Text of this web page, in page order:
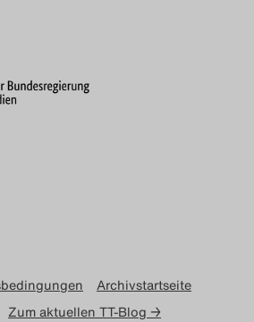
Archivstartseite
Zum aktuellen TT-Blog →